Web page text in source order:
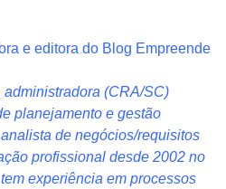
e editora do Blog Empreende
(CRA/SC)
planejamento e gestão
analista de negócios/requisitos
profissional desde 2002 no
experiência em processos